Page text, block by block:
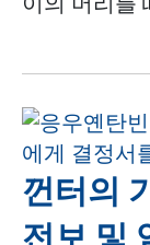
껀터의
전보 및